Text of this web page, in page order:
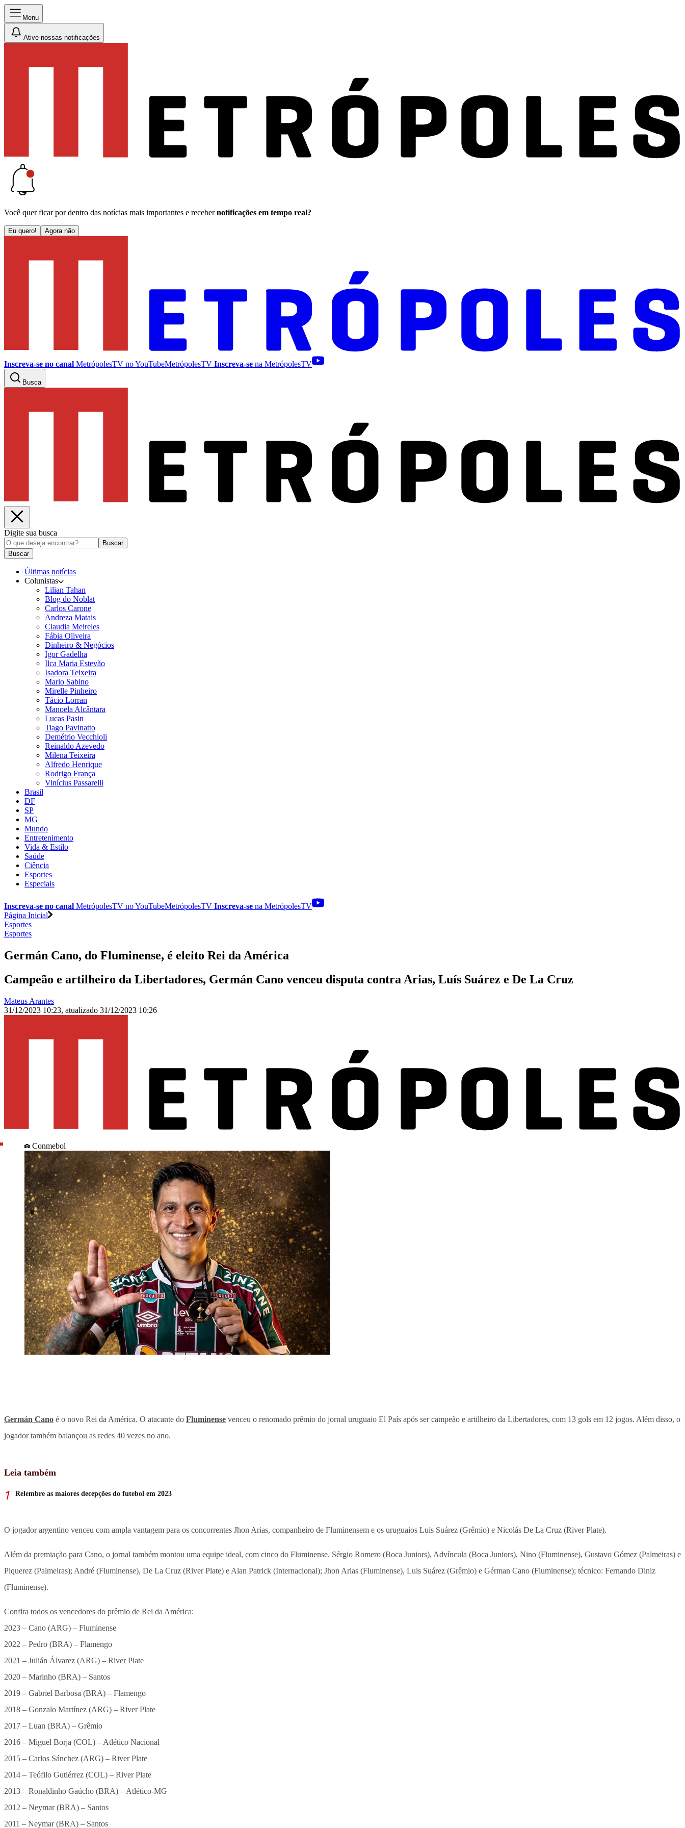
Menu
Ative nossas notificações
Você quer ficar por dentro das notícias mais importantes e receber notificações em tempo real?
Eu quero! Agora não
Inscreva-se no canal MetrópolesTV noYouTubeMetrópolesTV Inscreva-se na MetrópolesTV
Busca
Digite sua busca
Buscar
Buscar
Últimas notícias
Colunistas
Lilian Tahan
Blog do Noblat
Carlos Carone
Andreza Matais
Claudia Meireles
Fábia Oliveira
Dinheiro & Negócios
Igor Gadelha
Ilca Maria Estevão
Isadora Teixeira
Mario Sabino
Mirelle Pinheiro
Tácio Lorran
Manoela Alcântara
Lucas Pasin
Tiago Pavinatto
Demétrio Vecchioli
Reinaldo Azevedo
Milena Teixeira
Alfredo Henrique
Rodrigo França
Vinícius Passarelli
Brasil
DF
SP
MG
Mundo
Entretenimento
Vida & Estilo
Saúde
Ciência
Esportes
Especiais
Inscreva-se no canal MetrópolesTV noYouTubeMetrópolesTV Inscreva-se na MetrópolesTV
Página Inicial
Esportes
Esportes
Germán Cano, do Fluminense, é eleito Rei da América
Campeão e artilheiro da Libertadores, Germán Cano venceu disputa contra Arias, Luís Suárez e De La Cruz
Mateus Arantes
31/12/2023 10:23, atualizado 31/12/2023 10:26
Conmebol
Germán Cano é o novo Rei da América. O atacante do Fluminense venceu o renomado prêmio do jornal uruguaio El País após ser campeão e artilheiro da Libertadores, com 13 gols em 12 jogos. Além disso, o
jogador também balançou as redes 40 vezes no ano.
Leia também
Relembre as maiores decepções do futebol em 2023
O jogador argentino venceu com ampla vantagem para os concorrentes Jhon Arias, companheiro de Fluminensem e os uruguaios Luis Suárez (Grêmio) e Nicolás De La Cruz (River Plate).
Além da premiação para Cano, o jornal também montou uma equipe ideal, com cinco do Fluminense. Sérgio Romero (Boca Juniors), Advíncula (Boca Juniors), Nino (Fluminense), Gustavo Gómez (Palmeiras) e
Piquerez (Palmeiras); André (Fluminense), De La Cruz (River Plate) e Alan Patrick (Internacional); Jhon Arias (Fluminense), Luis Suárez (Grêmio) e Gérman Cano (Fluminense); técnico: Fernando Diniz
(Fluminense).
Confira todos os vencedores do prêmio de Rei da América:
2023 – Cano (ARG) – Fluminense
2022 – Pedro (BRA) – Flamengo
2021 – Julián Álvarez (ARG) – River Plate
2020 – Marinho (BRA) – Santos
2019 – Gabriel Barbosa (BRA) – Flamengo
2018 – Gonzalo Martínez (ARG) – River Plate
2017 – Luan (BRA) – Grêmio
2016 – Miguel Borja (COL) – Atlético Nacional
2015 – Carlos Sánchez (ARG) – River Plate
2014 – Teófilo Gutiérrez (COL) – River Plate
2013 – Ronaldinho Gaúcho (BRA) – Atlético-MG
2012 – Neymar (BRA) – Santos
2011 – Neymar (BRA) – Santos